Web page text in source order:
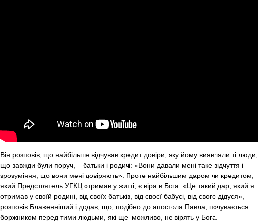
Він розповів, що найбільше відчував кредит довіри, яку йому виявляли ті люди,
що завжди були поруч, – батьки і родичі: «Вони давали мені таке відчуття і
зрозуміння, що вони мені довіряють». Проте найбільшим даром чи кредитом,
який Предстоятель УГКЦ отримав у житті, є віра в Бога. «Це такий дар, який я
отримав у своїй родині, від своїх батьків, від своєї бабусі, від свого дідуся», –
розповів Блаженніший і додав, що, подібно до апостола Павла, почувається
боржником перед тими людьми, які ще, можливо, не вірять у Бога.